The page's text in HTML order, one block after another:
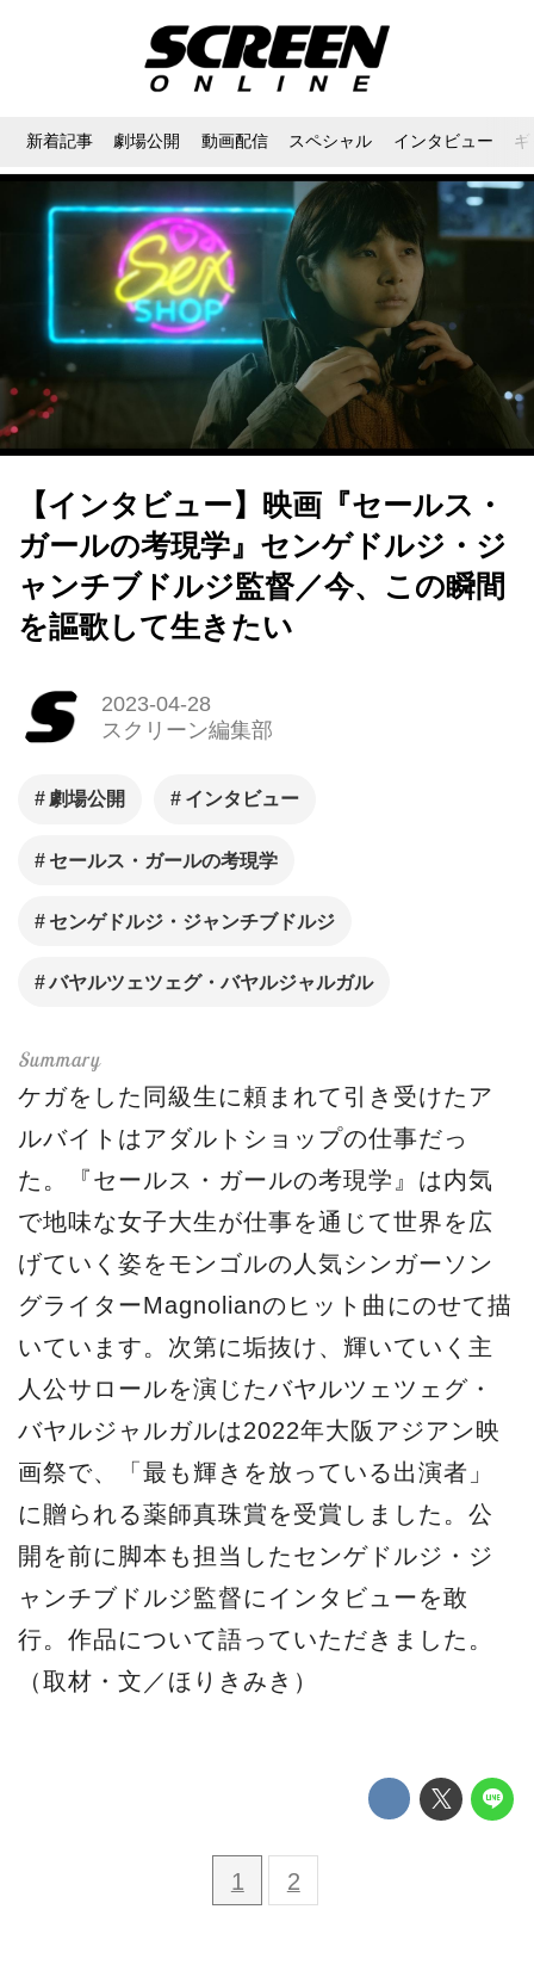
新着記事 劇場公開 動画配信 スペシャル インタビュー
【インタビュー】映画『セールス・
ガールの考現学』センゲドルジ・ジ
ャンチブドルジ監督／今、この瞬間
を謳歌して生きたい
2023-04-28
スクリーン編集部
劇場公開 インタビュー
セールス・ガールの考現学
センゲドルジ・ジャンチブドルジ
バヤルツェツェグ・バヤルジャルガル
ケガをした同級生に頼まれて引き受けたア
ルバイトはアダルトショップの仕事だっ
た。『セールス・ガールの考現学』は内気
で地味な女子大生が仕事を通じて世界を広
げていく姿をモンゴルの人気シンガーソン
グライターMagnolianのヒット曲にのせて描
いています。次第に垢抜け、輝いていく主
人公サロールを演じたバヤルツェツェグ・
バヤルジャルガルは2022年大阪アジアン映
画祭で、「最も輝きを放っている出演者」
に贈られる薬師真珠賞を受賞しました。公
開を前に脚本も担当したセンゲドルジ・ジ
ャンチブドルジ監督にインタビューを敢
行。作品について語っていただきました。
（取材・文／ほりきみき）
1 2